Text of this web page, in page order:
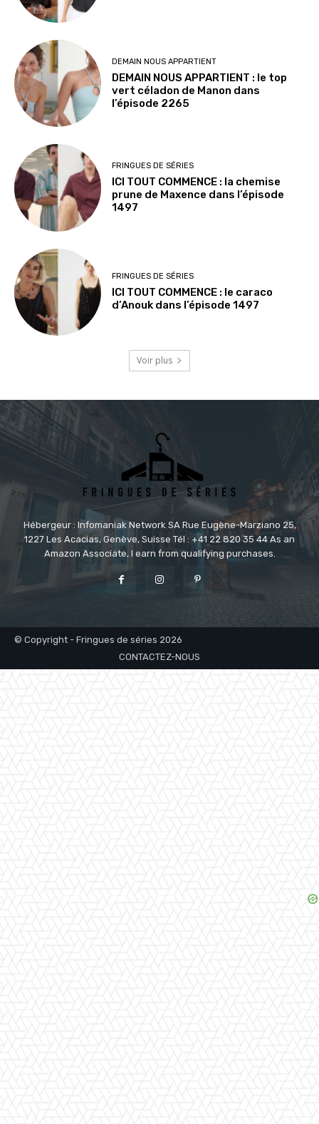
DEMAIN NOUS APPARTIENT
DEMAIN NOUS APPARTIENT : le top
vert céladon de Manon dans
l’épisode 2265
FRINGUES DE SÉRIES
ICI TOUT COMMENCE : la chemise
prune de Maxence dans l’épisode
1497
FRINGUES DE SÉRIES
ICI TOUT COMMENCE : le caraco
d’Anouk dans l’épisode 1497
Voir plus
Hébergeur : Infomaniak Network SA Rue Eugène-Marziano 25,
1227 Les Acacias, Genève, Suisse Tél : +41 22 820 35 44 As an
Amazon Associate, I earn from qualifying purchases.
© Copyright - Fringues de séries 2026
CONTACTEZ-NOUS